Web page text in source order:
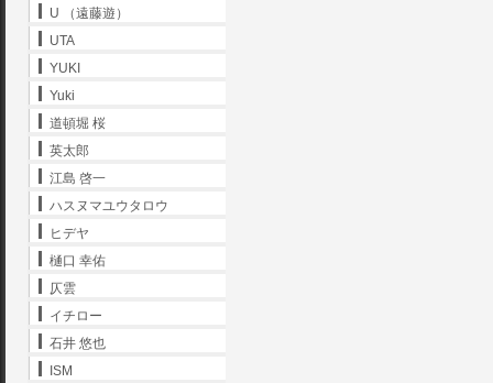
U （遠藤遊）
UTA
YUKI
Yuki
道頓堀 桜
英太郎
江島 啓一
ハスヌマユウタロウ
ヒデヤ
樋口 幸佑
仄雲
イチロー
石井 悠也
ISM